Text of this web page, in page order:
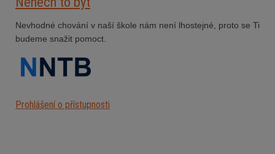
Nevhodné chování v naší škole nám není lhostejné, proto se Ti
budeme snažit pomoct.
Prohlášení o přístupnosti